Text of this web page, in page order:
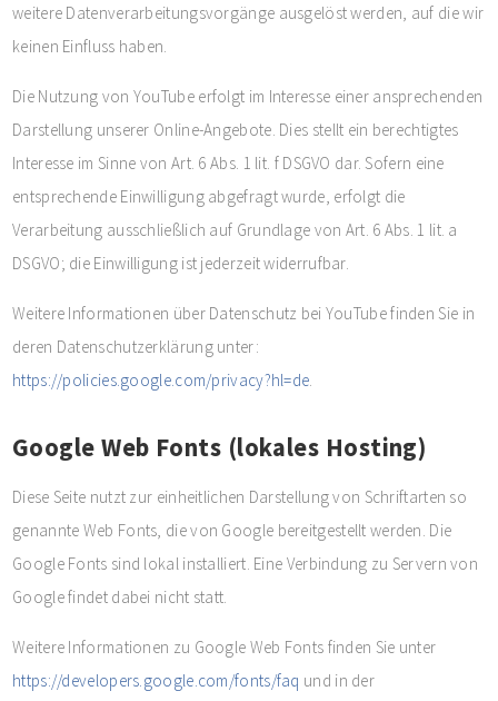
weitere Datenverarbeitungsvorgänge ausgelöst werden, auf die wir
keinen Einfluss haben.
Die Nutzung von YouTube erfolgt im Interesse einer ansprechenden
Darstellung unserer Online-Angebote. Dies stellt ein berechtigtes
Interesse im Sinne von Art. 6 Abs. 1 lit. f DSGVO dar. Sofern eine
entsprechende Einwilligung abgefragt wurde, erfolgt die
Verarbeitung ausschließlich auf Grundlage von Art. 6 Abs. 1 lit. a
DSGVO; die Einwilligung ist jederzeit widerrufbar.
Weitere Informationen über Datenschutz bei YouTube finden Sie in
deren Datenschutzerklärung unter:
https://policies.google.com/privacy?hl=de
Google Web Fonts (lokales Hosting)
Diese Seite nutzt zur einheitlichen Darstellung von Schriftarten so
genannte Web Fonts, die von Google bereitgestellt werden. Die
Google Fonts sind lokal installiert. Eine Verbindung zu Servern von
Google findet dabei nicht statt.
Weitere Informationen zu Google Web Fonts finden Sie unter
https://developers.google.com/fonts/faq und in der